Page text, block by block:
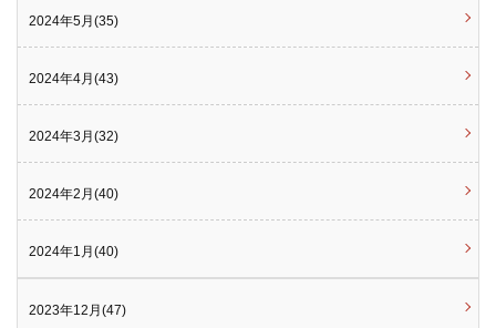
2024年5月(35)
2024年4月(43)
2024年3月(32)
2024年2月(40)
2024年1月(40)
2023年12月(47)